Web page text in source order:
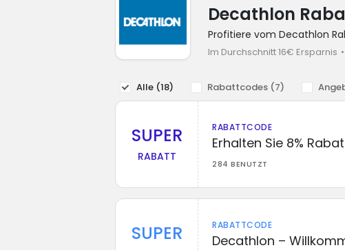
Decathlon
Profitiere vom Decathlon
Im Durchschnitt 16€ Ersparnis
Alle (18) Rabattcodes (7)
SUPER
RABATT
RABATTCODE
Erhalten Sie 8%
284 BENUTZT
SUPER RABATTCODE
Decathlon –